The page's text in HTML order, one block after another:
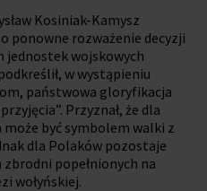
Kosiniak-Kamysz
ponowne rozważenie decyzji
jednostek wojskowych
w wystąpieniu
państwowa gloryfikacja
Przyznał, że dla
być symbolem walki z
dla Polaków pozostaje
popełnionych na
wołyńskiej.